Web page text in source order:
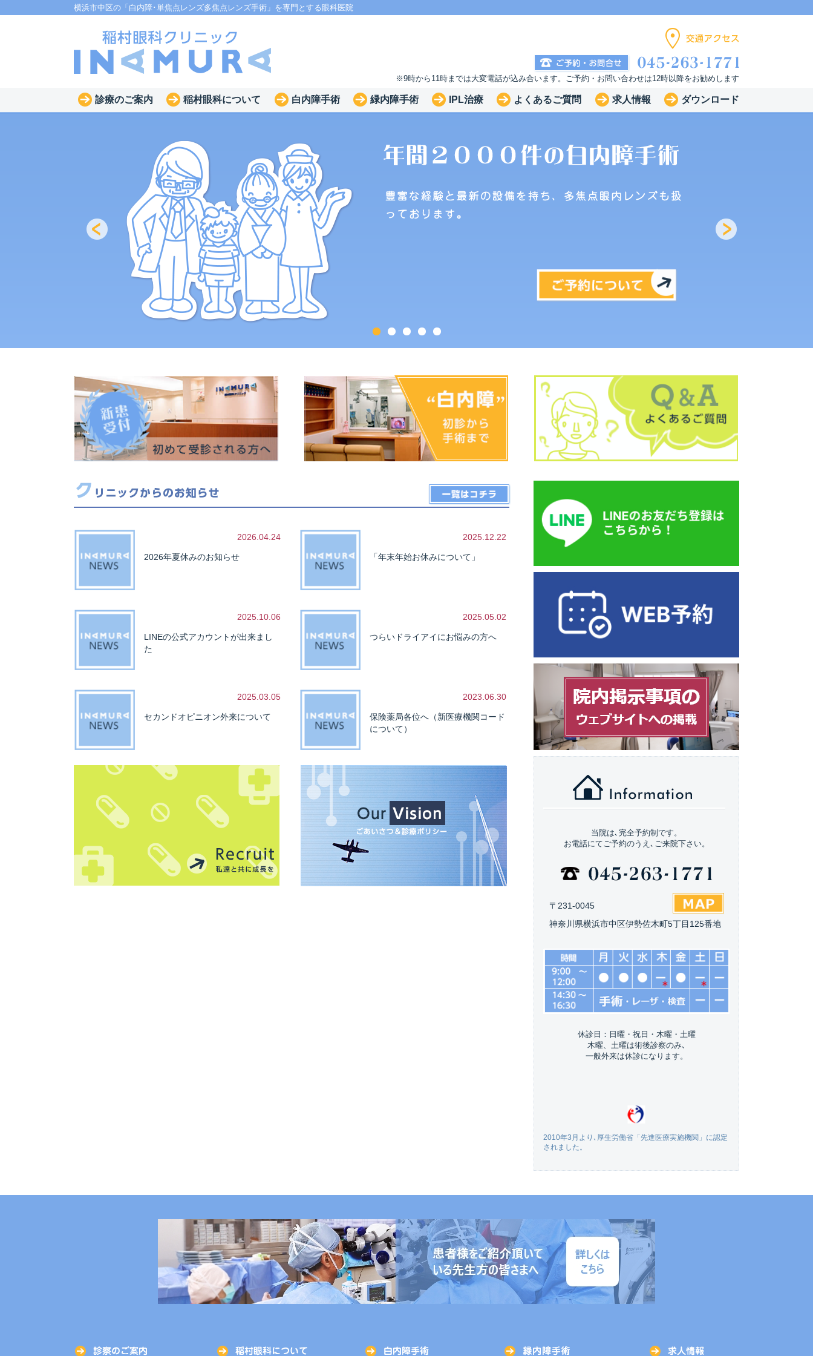
横浜市中区の「白内障･単焦点レンズ多焦点レンズ手術」を専門とする眼科医院
※9時から11時までは大変電話が込み合います。ご予約・お問い合わせは12時以降をお勧めします
診療のご案内 稲村眼科について 白内障手術 緑内障手術 IPL治療 よくあるご質問 求人情報 ダウンロード
2026.04.24
2026年夏休みのお知らせ
2025.12.22
「年末年始お休みについて」
2025.10.06
LINEの公式アカウントが出来まし
た
2025.05.02
つらいドライアイにお悩みの方へ
2025.03.05
セカンドオピニオン外来について
2023.06.30
保険薬局各位へ（新医療機関コード
について）
当院は､完全予約制です。
お電話にてご予約のうえ､ご来院下さい。
〒231-0045
神奈川県横浜市中区伊勢佐木町5丁目125番地
休診日：日曜・祝日・木曜・土曜
木曜、土曜は術後診察のみ､
一般外来は休診になります。
2010年3月より､厚生労働省「先進医療実施機関」に認定
されました。